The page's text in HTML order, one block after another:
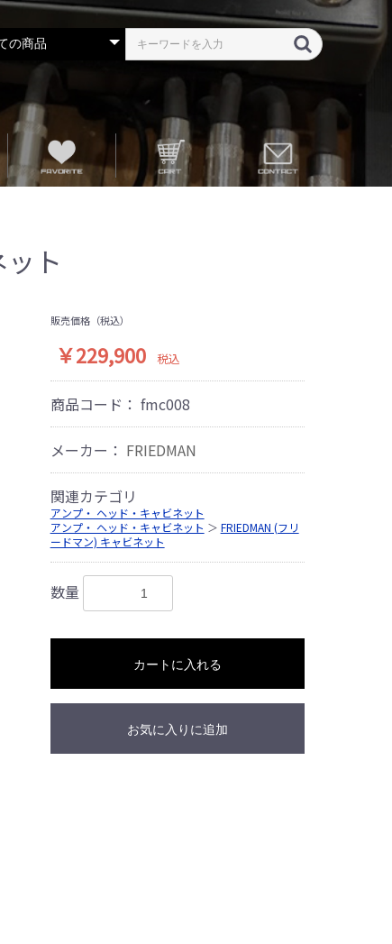
ト
販売価格（税込）
￥229,900 税込
商品コード： fmc008
メーカー： FRIEDMAN
関連カテゴリ
アンプ・ ヘッド・キャビネット
アンプ・ ヘッド・キャビネット ＞ FRIEDMAN (フリ
ードマン) キャビネット
数量
カートに入れる
お気に入りに追加